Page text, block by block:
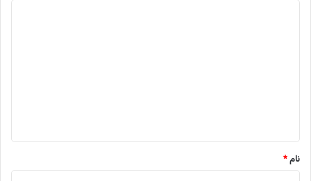
نام*